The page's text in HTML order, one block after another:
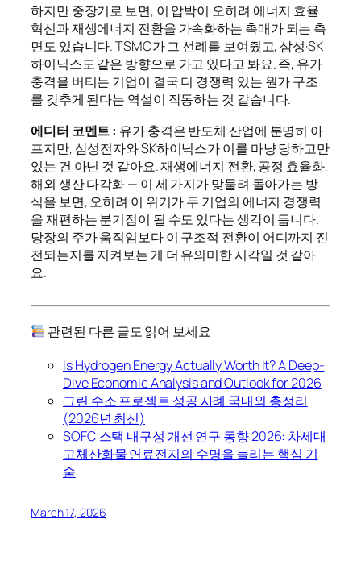
하지만 중장기로 보면, 이 압박이 오히려 에너지 효율
혁신과 재생에너지 전환을 가속화하는 촉매가 되는 측
면도 있습니다. TSMC가 그 선례를 보여줬고, 삼성·SK
하이닉스도 같은 방향으로 가고 있다고 봐요. 즉, 유가
충격을 버티는 기업이 결국 더 경쟁력 있는 원가 구조
를 갖추게 된다는 역설이 작동하는 것 같습니다.
에디터 코멘트 : 유가 충격은 반도체 산업에 분명히 아
프지만, 삼성전자와 SK하이닉스가 이를 마냥 당하고만
있는 건 아닌 것 같아요. 재생에너지 전환, 공정 효율화,
해외 생산 다각화 — 이 세 가지가 맞물려 돌아가는 방
식을 보면, 오히려 이 위기가 두 기업의 에너지 경쟁력
을 재편하는 분기점이 될 수도 있다는 생각이 듭니다.
당장의 주가 움직임보다 이 구조적 전환이 어디까지 진
전되는지를 지켜보는 게 더 유의미한 시각일 것 같아
요.
관련된 다른 글도 읽어 보세요
Is Hydrogen Energy Actually Worth It? A Deep-
Dive Economic Analysis and Outlook for 2026
그린 수소 프로젝트 성공 사례 국내외 총정리
(2026년 최신)
SOFC 스택 내구성 개선 연구 동향 2026: 차세대
고체산화물 연료전지의 수명을 늘리는 핵심 기
술
March 17, 2026